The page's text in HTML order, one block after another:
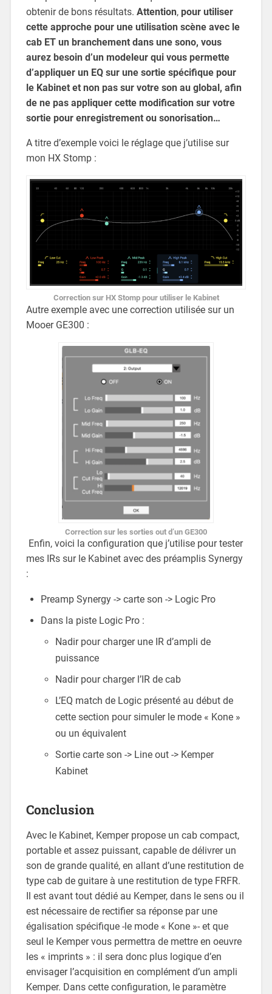
obtenir de bons résultats. Attention, pour utiliser
cette approche pour une utilisation scène avec le
cab ET un branchement dans une sono, vous
aurez besoin d’un modeleur qui vous permette
d’appliquer un EQ sur une sortie spécifique pour
le Kabinet et non pas sur votre son au global, afin
de ne pas appliquer cette modification sur votre
sortie pour enregistrement ou sonorisation…
A titre d’exemple voici le réglage que j’utilise sur
mon HX Stomp :
Correction sur HX Stomp pour utiliser le Kabinet
Autre exemple avec une correction utilisée sur un
Mooer GE300 :
Correction sur les sorties out d’un GE300
Enfin, voici la configuration que j’utilise pour tester
mes IRs sur le Kabinet avec des préamplis Synergy
:
Preamp Synergy -> carte son -> Logic Pro
Dans la piste Logic Pro :
Nadir pour charger une IR d’ampli de
puissance
Nadir pour charger l’IR de cab
L’EQ match de Logic présenté au début de
cette section pour simuler le mode « Kone »
ou un équivalent
Sortie carte son -> Line out -> Kemper
Kabinet
Conclusion
Avec le Kabinet, Kemper propose un cab compact,
portable et assez puissant, capable de délivrer un
son de grande qualité, en allant d’une restitution de
type cab de guitare à une restitution de type FRFR.
Il est avant tout dédié au Kemper, dans le sens ou il
est nécessaire de rectifier sa réponse par une
égalisation spécifique -le mode « Kone »- et que
seul le Kemper vous permettra de mettre en oeuvre
les « imprints » : il sera donc plus logique d’en
envisager l’acquisition en complément d’un ampli
Kemper. Dans cette configuration, le paramètre